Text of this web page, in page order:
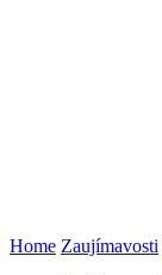
Home Zaujímavosti